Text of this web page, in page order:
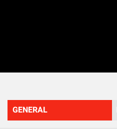
GENERAL